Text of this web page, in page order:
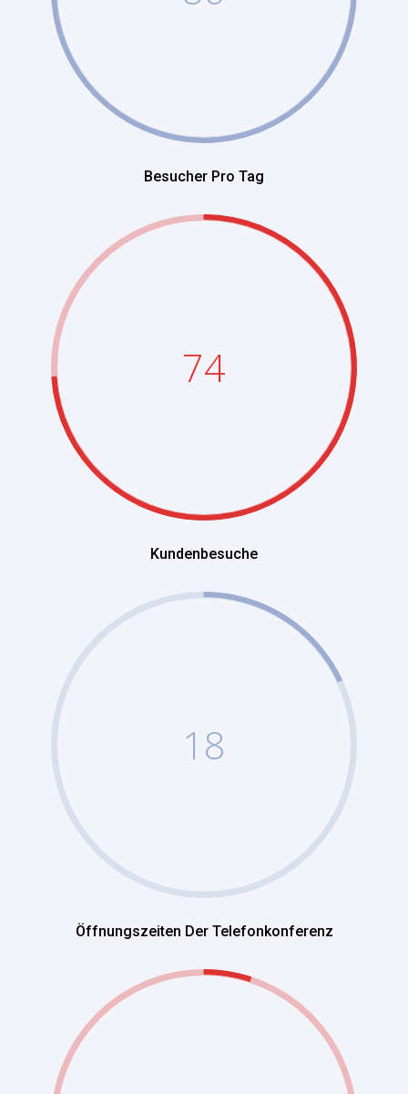
Besucher Pro Tag
74
Kundenbesuche
18
Öffnungszeiten Der Telefonkonferenz